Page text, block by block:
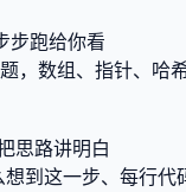
步跑给你看
，数组、指针、哈
思路讲明白
想到这一步、每行代